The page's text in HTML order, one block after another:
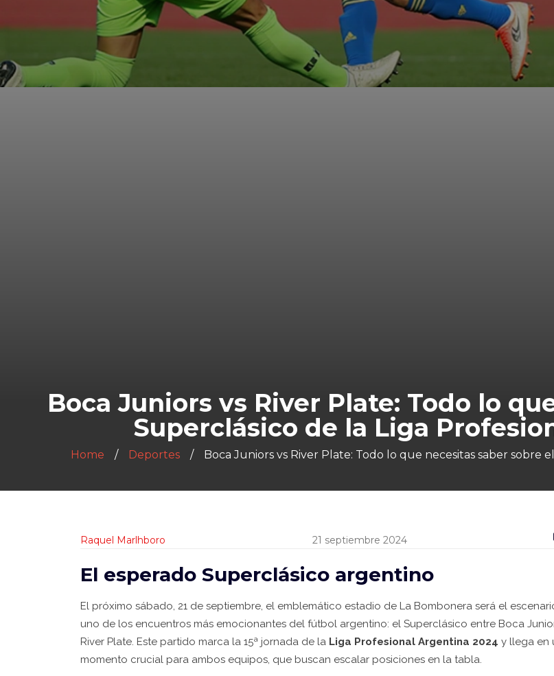
Boca Juniors vs River Plate: Todo lo
Superclásico de la Liga
Home Deportes Boca Juniors vs River Plate: Todo lo que necesitas saber sobre
Raquel Marlhboro 21 septiembre 2024
El esperado Superclásico argentino
El próximo sábado, 21 de septiembre, el emblemático estadio de La Bombonera será el
uno de los encuentros más emocionantes del fútbol argentino: el Superclásico entre Boca
River Plate. Este partido marca la 15ª jornada de la Liga Profesional Argentina 2024 y llega en
momento crucial para ambos equipos, que buscan escalar posiciones en la tabla.